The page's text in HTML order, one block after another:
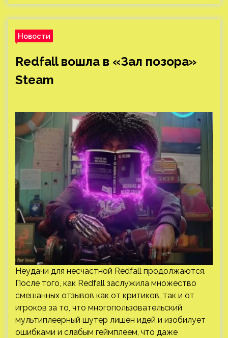
Новости
Redfall вошла в «Зал позора»
Steam
Неудачи для несчастной Redfall продолжаются.
После того, как Redfall заслужила множество
смешанных отзывов как от критиков, так и от
игроков за то, что многопользовательский
мультиплеерный шутер лишен идей и изобилует
ошибками и слабым геймплеем, что даже